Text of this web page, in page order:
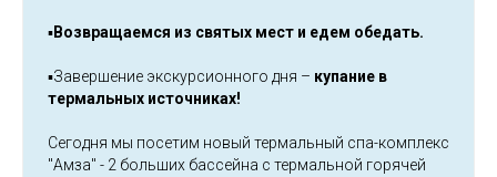
▪️Возвращаемся из святых мест и едем обедать.
▪️Завершение экскурсионного дня – купание в
термальных источниках!
Сегодня мы посетим новый термальный спа-комплекс
"Амза" - 2 больших бассейна с термальной горячей